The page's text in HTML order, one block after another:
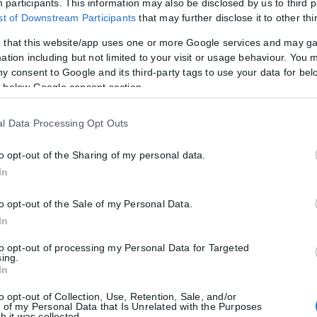
participants. This information may also be disclosed by us to third
of Downstream Participants that may further disclose it to other
that this website/app uses one or more Google services and may
including but not limited to your visit or usage behaviour. You
consent to Google and its third-party tags to use your data for
Google consent section.
Data Processing Opt Outs
opt-out of the Sharing of my personal data.
opt-out of the Sale of my Personal Data.
opt-out of processing my Personal Data for Targeted
opt-out of Collection, Use, Retention, Sale, and/or
of my Personal Data that Is Unrelated with the Purposes
ξανατραγούδησαν ρυθμικά «το πάθημα να γίνει
για την παρουσία του στο σχολείο τους.
της Διοίκησης των Εθνικών Αθλητικών Κέντρων Θεσσαλονίκης,
στην οπαδική βία, για τα τόσο σημαντικά ερεθίσματα που δίνουν
πραγματοποιήθηκε σήμερα η ορκωμοσία του Στυλιανού